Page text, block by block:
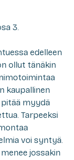
edelleen
ollut tänäkin
kaupallinen
myydä
Tarpeeksi
voi syntyä.
jossakin